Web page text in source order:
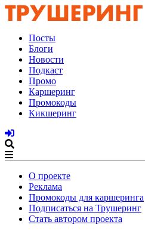
Посты
Блоги
Новости
Подкаст
Промо
Каршеринг
Промокоды
Кикшеринг
О проекте
Реклама
Промокоды для каршеринга
Подписаться на Трушеринг
Стать автором проекта